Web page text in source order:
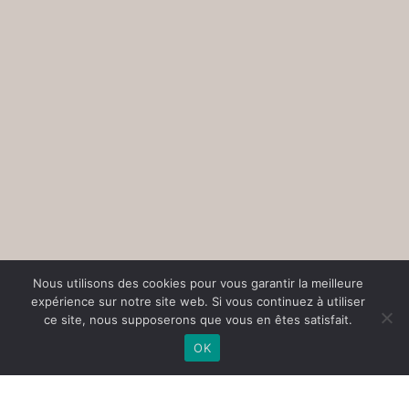
Nous utilisons des cookies pour vous garantir la meilleure
expérience sur notre site web. Si vous continuez à utiliser
ce site, nous supposerons que vous en êtes satisfait.
OK